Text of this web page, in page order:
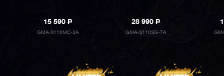
15 590P
GMA-S110MC-3A
28 990P
GMA-S110SG-7A